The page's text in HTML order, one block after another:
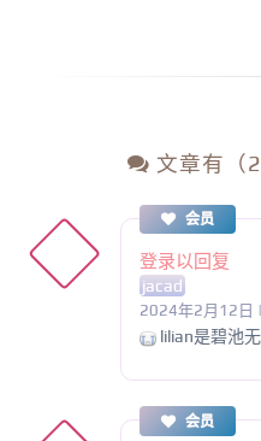
文章有（
会员
登录以回复
jacad
2024年2月12日
lilian是碧池
会员